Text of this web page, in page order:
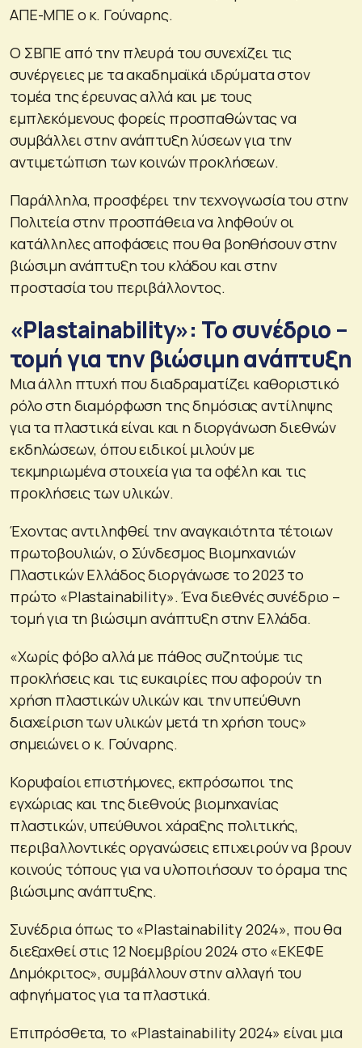
ΑΠΕ-ΜΠΕ ο κ. Γούναρης.
Ο ΣΒΠΕ από την πλευρά του συνεχίζει τις
συνέργειες με τα ακαδημαϊκά ιδρύματα στον
τομέα της έρευνας αλλά και με τους
εμπλεκόμενους φορείς προσπαθώντας να
συμβάλλει στην ανάπτυξη λύσεων για την
αντιμετώπιση των κοινών προκλήσεων.
Παράλληλα, προσφέρει την τεχνογνωσία του στην
Πολιτεία στην προσπάθεια να ληφθούν οι
κατάλληλες αποφάσεις που θα βοηθήσουν στην
βιώσιμη ανάπτυξη του κλάδου και στην
προστασία του περιβάλλοντος.
«Plastainability»: Το συνέδριο –
τομή για την βιώσιμη ανάπτυξη
Μια άλλη πτυχή που διαδραματίζει καθοριστικό
ρόλο στη διαμόρφωση της δημόσιας αντίληψης
για τα πλαστικά είναι και η διοργάνωση διεθνών
εκδηλώσεων, όπου ειδικοί μιλούν με
τεκμηριωμένα στοιχεία για τα οφέλη και τις
προκλήσεις των υλικών.
Έχοντας αντιληφθεί την αναγκαιότητα τέτοιων
πρωτοβουλιών, ο Σύνδεσμος Βιομηχανιών
Πλαστικών Ελλάδος διοργάνωσε το 2023 το
πρώτο «Plastainability». Ένα διεθνές συνέδριο –
τομή για τη βιώσιμη ανάπτυξη στην Ελλάδα.
«Χωρίς φόβο αλλά με πάθος συζητούμε τις
προκλήσεις και τις ευκαιρίες που αφορούν τη
χρήση πλαστικών υλικών και την υπεύθυνη
διαχείριση των υλικών μετά τη χρήση τους»
σημειώνει ο κ. Γούναρης.
Κορυφαίοι επιστήμονες, εκπρόσωποι της
εγχώριας και της διεθνούς βιομηχανίας
πλαστικών, υπεύθυνοι χάραξης πολιτικής,
περιβαλλοντικές οργανώσεις επιχειρούν να βρουν
κοινούς τόπους για να υλοποιήσουν το όραμα της
βιώσιμης ανάπτυξης.
Συνέδρια όπως το «Plastainability 2024», που θα
διεξαχθεί στις 12 Νοεμβρίου 2024 στο «ΕΚΕΦΕ
Δημόκριτος», συμβάλλουν στην αλλαγή του
αφηγήματος για τα πλαστικά.
Επιπρόσθετα, το «Plastainability 2024» είναι μια